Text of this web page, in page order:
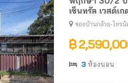
เซ็นทรัล เวสต์เก
ซอยบ้านกล้วย-ไทรน้
฿
3 ห้องนอน